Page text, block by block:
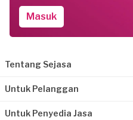
Masuk
Tentang Sejasa
Untuk Pelanggan
Untuk Penyedia Jasa